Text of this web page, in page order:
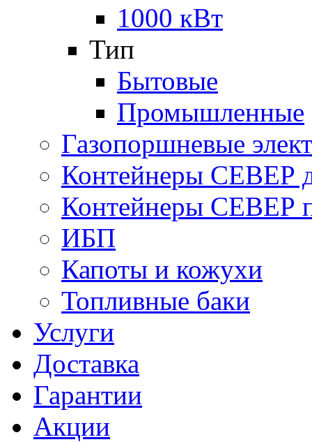
1000 кВт
Тип
Бытовые
Промышленные
Газопоршневые
Контейнеры СЕВЕР
Контейнеры СЕВЕР
ИБП
Капоты и кожухи
Топливные баки
Услуги
Доставка
Гарантии
Акции